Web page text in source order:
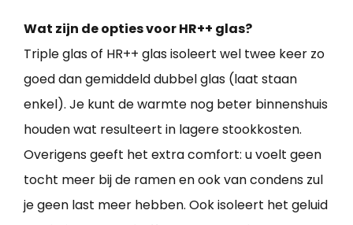
Wat zijn de opties voor HR++ glas?
Triple glas of HR++ glas isoleert wel twee keer zo
goed dan gemiddeld dubbel glas (laat staan
enkel). Je kunt de warmte nog beter binnenshuis
houden wat resulteert in lagere stookkosten.
Overigens geeft het extra comfort: u voelt geen
tocht meer bij de ramen en ook van condens zul
je geen last meer hebben. Ook isoleert het geluid